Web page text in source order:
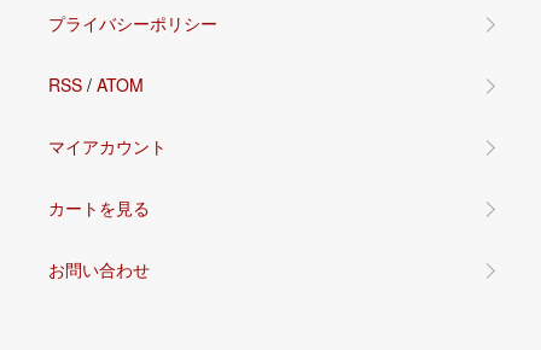
プライバシーポリシー
RSS / ATOM
マイアカウント
カートを見る
お問い合わせ